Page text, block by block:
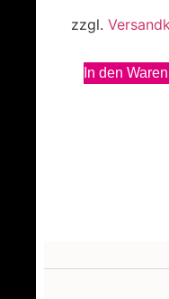
zzgl.
In den